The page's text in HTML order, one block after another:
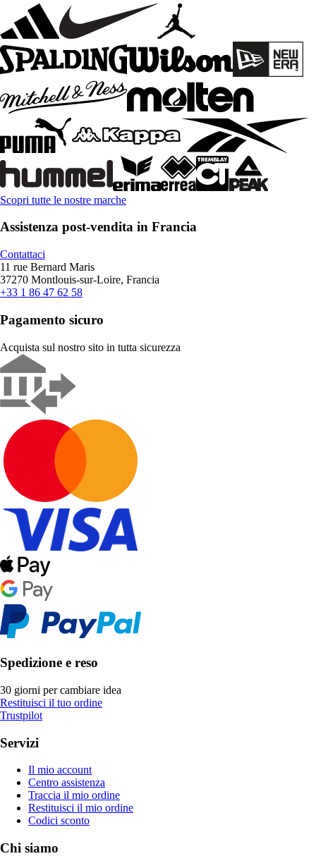
Scopri tutte le nostre marche
Assistenza post-vendita in Francia
Contattaci
11 rue Bernard Maris
37270 Montlouis-sur-Loire, Francia
+33 1 86 47 62 58
Pagamento sicuro
Acquista sul nostro sito in tutta sicurezza
Spedizione e reso
30 giorni per cambiare idea
Restituisci il tuo ordine
Trustpilot
Servizi
Il mio account
Centro assistenza
Traccia il mio ordine
Restituisci il mio ordine
Codici sconto
Chi siamo